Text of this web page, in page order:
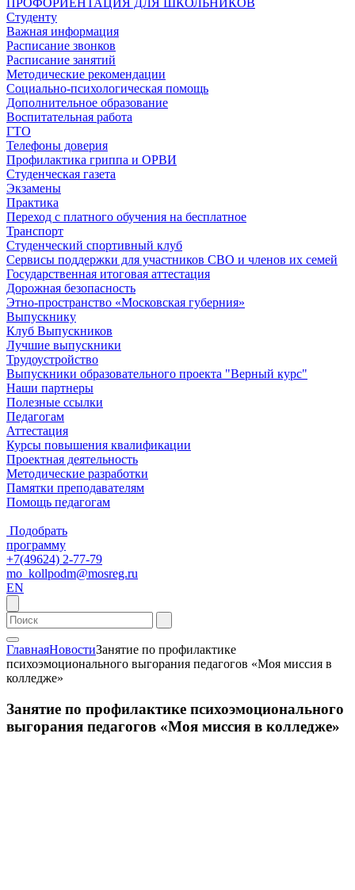
ПРОФОРИЕНТАЦИЯ ДЛЯ ШКОЛЬНИКОВ
Студенту
Важная информация
Расписание звонков
Расписание занятий
Методические рекомендации
Социально-психологическая помощь
Дополнительное образование
Воспитательная работа
ГТО
Телефоны доверия
Профилактика гриппа и ОРВИ
Cтуденческая газета
Экзамены
Практика
Переход с платного обучения на бесплатное
Транспорт
Студенческий спортивный клуб
Сервисы поддержки для участников СВО и членов их семей
Государственная итоговая аттестация
Дорожная безопасность
Этно-пространство «Московская губерния»
Выпускнику
Клуб Выпускников
Лучшие выпускники
Трудоустройство
Выпускники образовательного проекта "Верный курс"
Наши партнеры
Полезные ссылки
Педагогам
Аттестация
Курсы повышения квалификации
Проектная деятельность
Методические разработки
Памятки преподавателям
Помощь педагогам
Подобрать
программу
+7(49624) 2-77-79
mo_kollpodm@mosreg.ru
EN
ГлавнаяНовостиЗанятие по профилактике
психоэмоционального выгорания педагогов «Моя миссия в
колледже»
Занятие по профилактике психоэмоционального
выгорания педагогов «Моя миссия в колледже»